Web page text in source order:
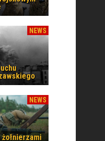
NEWS
NEWS
żołnierzami